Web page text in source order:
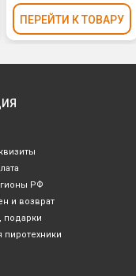
ПЕРЕЙТИ К ТОВАРУ
РФ
и возврат
подарки
пиротехники